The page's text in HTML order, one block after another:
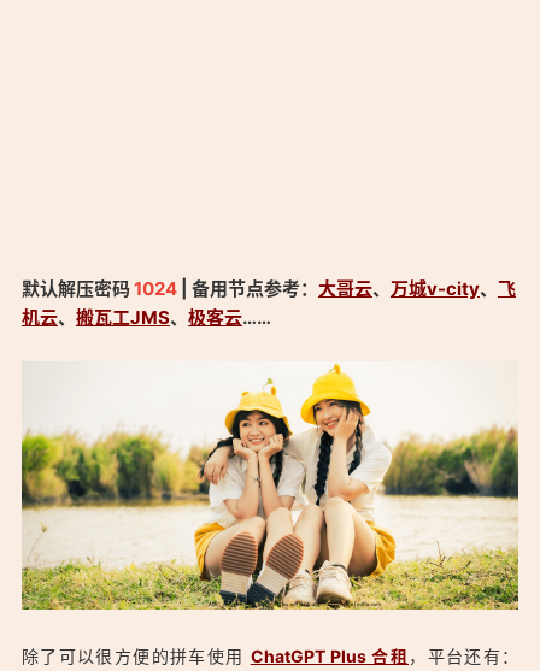
默认解压密码1024| 备用节点参考： 大哥云、 万城v-city、 飞
机云、 搬瓦工JMS、 极客云……
除了可以很方便的拼车使用 ChatGPT Plus 合租 ，平台还有：